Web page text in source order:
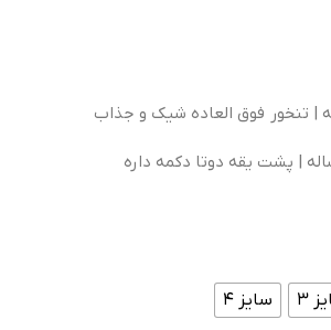
| تنخور فوق العاده شیک و جذاب
۳ سایز ۴